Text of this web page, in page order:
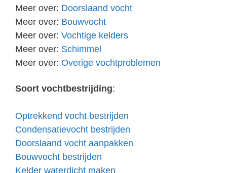
Meer over: Doorslaand vocht
Meer over: Bouwvocht
Meer over: Vochtige kelders
Meer over: Schimmel
Meer over: Overige vochtproblemen
Soort vochtbestrijding:
Optrekkend vocht bestrijden
Condensatievocht bestrijden
Doorslaand vocht aanpakken
Bouwvocht bestrijden
Kelder waterdicht maken